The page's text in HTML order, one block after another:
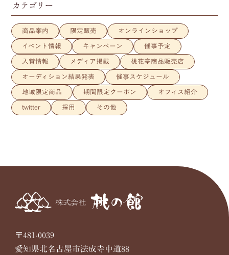
カテゴリー
商品案内 限定販売 オンラインショップ
イベント情報 キャンペーン 催事予定
入賞情報 メディア掲載 桃花亭商品販売店
オーディション結果発表 催事スケジュール
地域限定商品 期間限定クーポン オフィス紹介
twitter 採用 その他
〒481-0039
愛知県北名古屋市法成寺中道88